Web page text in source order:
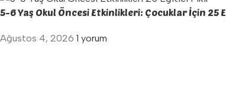
5-6 Yaş Okul Öncesi Etkinlikleri: Çocuklar İçin 25
Ağustos 4, 2026 1 yorum